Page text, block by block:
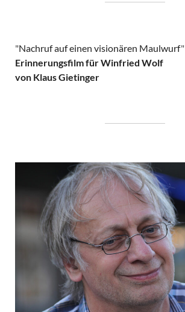
"Nachruf auf einen visionären Maulwurf"
Erinnerungsfilm für Winfried Wolf
von Klaus Gietinger